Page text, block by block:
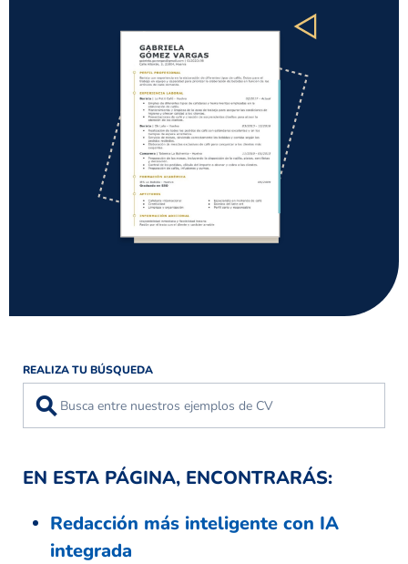
REALIZA TU BÚSQUEDA
⚲
EN ESTA PÁGINA, ENCONTRARÁS:
Redacción más inteligente con IA
integrada